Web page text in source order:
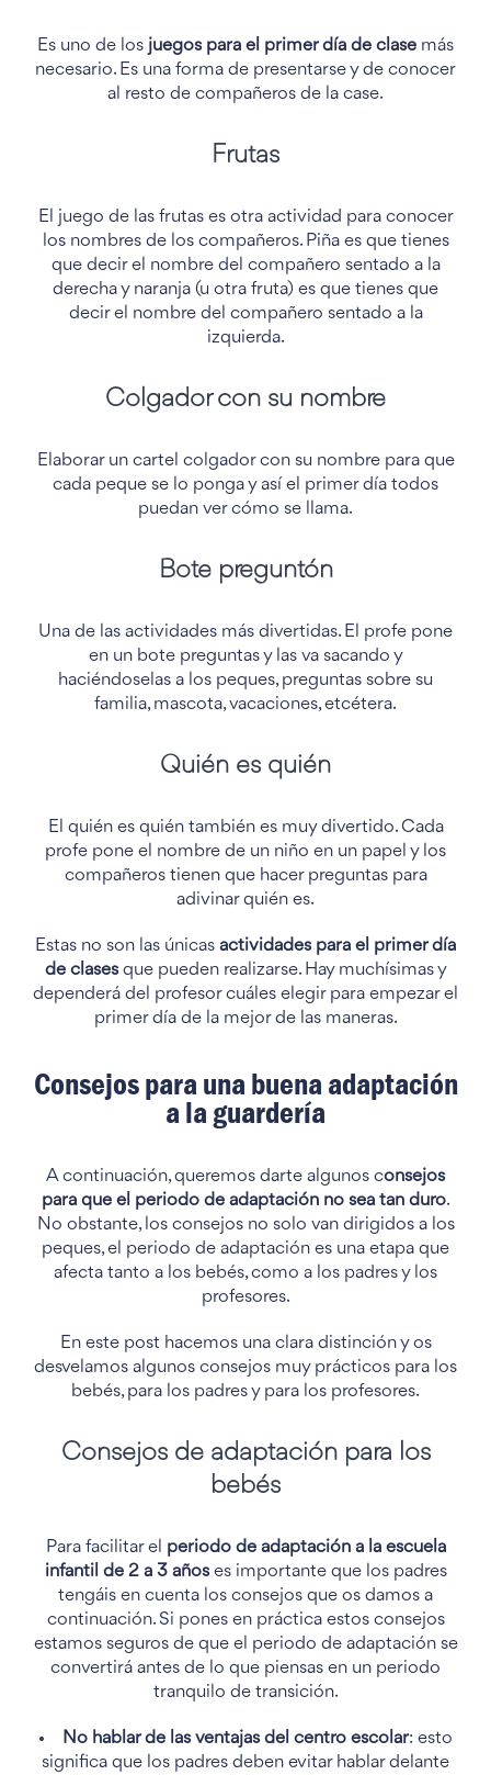
Es uno de los juegos para el primer día de clase más
necesario. Es una forma de presentarse y de conocer
al resto de compañeros de la case.
Frutas
El juego de las frutas es otra actividad para conocer
los nombres de los compañeros. Piña es que tienes
que decir el nombre del compañero sentado a la
derecha y naranja (u otra fruta) es que tienes que
decir el nombre del compañero sentado a la
izquierda.
Colgador con su nombre
Elaborar un cartel colgador con su nombre para que
cada peque se lo ponga y así el primer día todos
puedan ver cómo se llama.
Bote preguntón
Una de las actividades más divertidas. El profe pone
en un bote preguntas y las va sacando y
haciéndoselas a los peques, preguntas sobre su
familia, mascota, vacaciones, etcétera.
Quién es quién
El quién es quién también es muy divertido. Cada
profe pone el nombre de un niño en un papel y los
compañeros tienen que hacer preguntas para
adivinar quién es.
Estas no son las únicas actividades para el primer día
de clasesque pueden realizarse. Hay muchísimas y
dependerá del profesor cuáles elegir para empezar el
primer día de la mejor de las maneras.
Consejos para una buena adaptación
a la guardería
A continuación, queremos darte algunos consejos
para que el periodo de adaptación no sea tan duro.
No obstante, los consejos no solo van dirigidos a los
peques, el periodo de adaptación es una etapa que
afecta tanto a los bebés, como a los padres y los
profesores.
En este post hacemos una clara distinción y os
desvelamos algunos consejos muy prácticos para los
bebés, para los padres y para los profesores.
Consejos de adaptación para los
bebés
Para facilitar el periodo de adaptación a la escuela
infantil de 2 a 3 añoses importante que los padres
tengáis en cuenta los consejos que os damos a
continuación. Si pones en práctica estos consejos
estamos seguros de que el periodo de adaptación se
convertirá antes de lo que piensas en un periodo
tranquilo de transición.
No hablar de las ventajas del centro escolar: esto
significa que los padres deben evitar hablar delante